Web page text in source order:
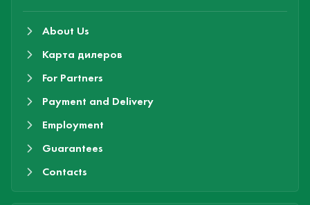
About Us
Карта дилеров
For Partners
Payment and Delivery
Employment
Guarantees
Contacts